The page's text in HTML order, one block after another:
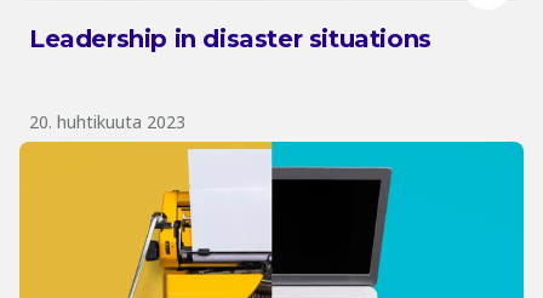
Leadership in disaster situations
20. huhtikuuta 2023